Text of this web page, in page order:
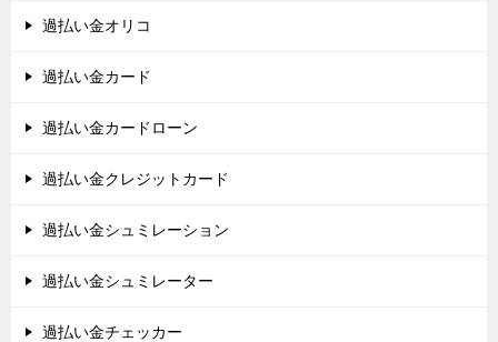
過払い金オリコ
過払い金カード
過払い金カードローン
過払い金クレジットカード
過払い金シュミレーション
過払い金シュミレーター
過払い金チェッカー